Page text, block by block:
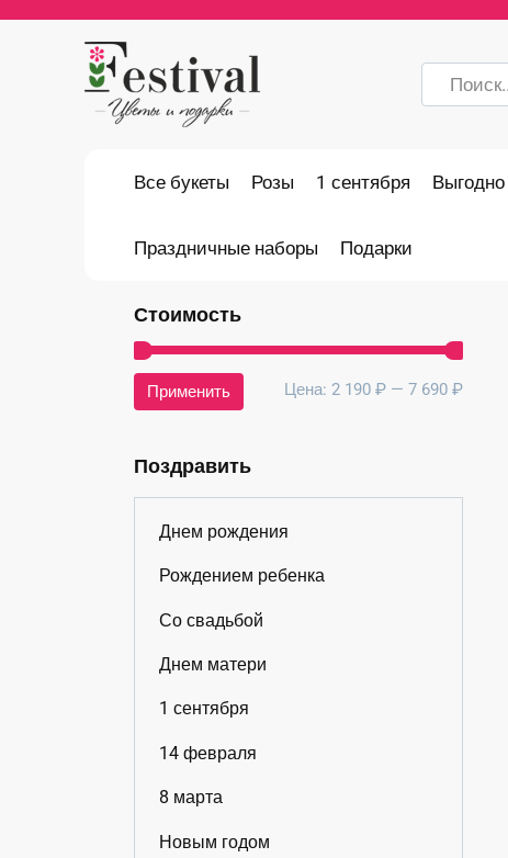
содержанию
Search
Все букеты Розы 1 сентября Выгодно
Праздничные наборы Подарки
Стоимость
Применить Цена: 2 190 ₽ — 7 690 ₽
Поздравить
Днем рождения
Рождением ребенка
Со свадьбой
Днем матери
1 сентября
14 февраля
8 марта
Новым годом